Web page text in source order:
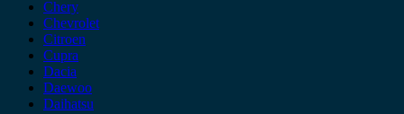
Chery
Chevrolet
Citroen
Cupra
Dacia
Daewoo
Daihatsu